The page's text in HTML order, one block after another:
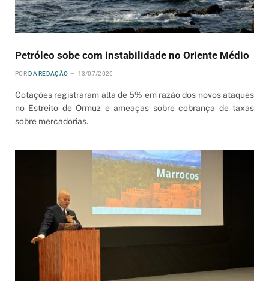
Petróleo sobe com instabilidade no Oriente Médio
POR DA REDAÇÃO 13/07/2026
Cotações registraram alta de 5% em razão dos novos ataques
no Estreito de Ormuz e ameaças sobre cobrança de taxas
sobre mercadorias.